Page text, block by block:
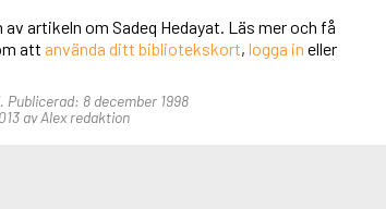
artikeln om Sadeq Hedayat. Läs mer och få
att använda ditt bibliotekskort, logga in eller
8 december 1998
av Alex redaktion